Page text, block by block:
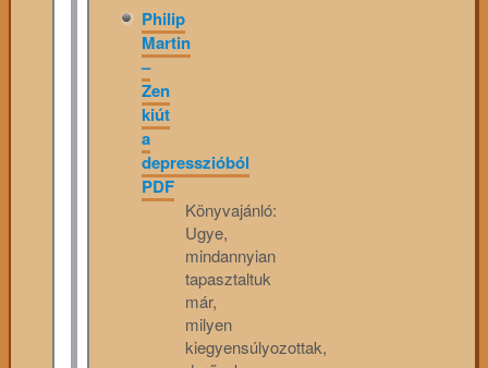
Philip
Martin
–
Zen
kiút
a
depresszióból
PDF
Könyvajánló:
Ugye,
mindannyian
tapasztaltuk
már,
milyen
kiegyensúlyozottak,